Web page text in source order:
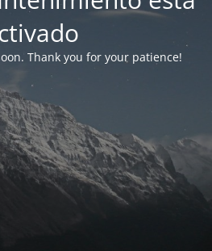
Thank you for your patience!